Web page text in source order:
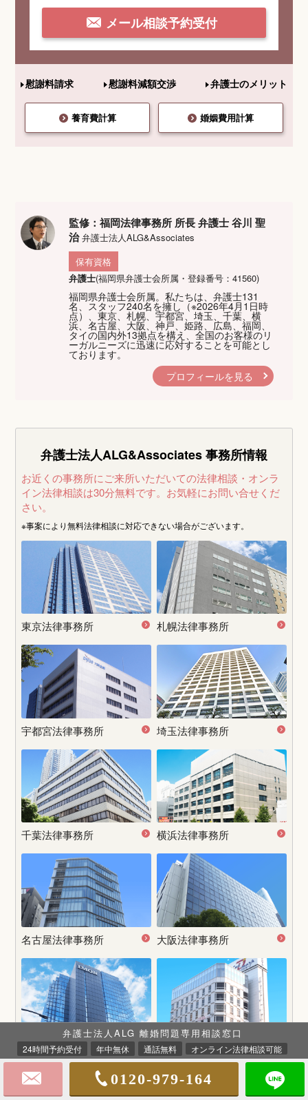
メール相談予約受付
慰謝料請求 慰謝料減額交渉 弁護士のメリット
養育費計算 婚姻費用計算
監修：福岡法律事務所 所長 弁護士 谷川 聖
治弁護士法人ALG&Associates
保有資格
弁護士(福岡県弁護士会所属・登録番号：41560)
福岡県弁護士会所属。私たちは、弁護士131
名、スタッフ240名を擁し（※2026年4月1日時
点）、東京、札幌、宇都宮、埼玉、千葉、横
浜、名古屋、大阪、神戸、姫路、広島、福岡、
タイの国内外13拠点を構え、全国のお客様のリ
ーガルニーズに迅速に応対することを可能とし
ております。
プロフィールを見る
弁護士法人ALG&Associates事務所情報
お近くの事務所にご来所いただいての法律相談・オンラ
イン法律相談は30分無料です。 お気軽にお問い合せくだ
さい。
※事案により無料法律相談に対応できない場合がございます。
東京法律事務所 札幌法律事務所
宇都宮法律事務所 埼玉法律事務所
千葉法律事務所 横浜法律事務所
名古屋法律事務所 大阪法律事務所
神戸法律事務所 姫路法律事務所
弁護士法人ALG 離婚問題専用相談窓口
24時間予約受付 年中無休 通話無料 オンライン法律相談可能
0120-979-164